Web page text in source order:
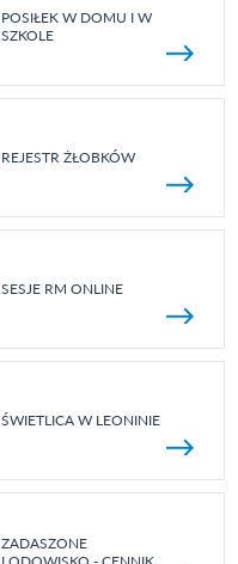
POSIŁEK W DOMU I W
SZKOLE
REJESTR ŻŁOBKÓW
SESJE RM ONLINE
ŚWIETLICA W LEONINIE
ZADASZONE